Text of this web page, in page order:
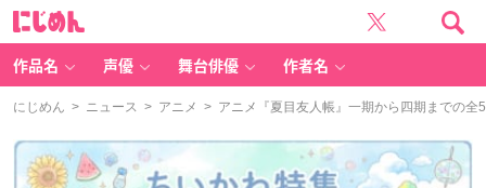
作品名 声優 舞台俳優 作者名
にじめん > ニュース > アニメ > アニメ『夏目友人帳』一期から四期までの全